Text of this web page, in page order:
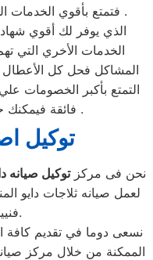
فتمتع بأقوي الخدمات الحصرية من خلال مركز صيانة دايو .
الذي يوفر لك أقوي
الخدمات الأخري التي
المشاكل فحل كل
التمتع بأكبر الخصومات
فائقة فيمكنك حل كل اعطال اجهزة دايو .
توكيل
نحن فى مركزتوكيل صيانه
لعمل صيانه ثلاجات دايو
فنيين ومهندسين.
نسعى دوما في تقديم كافة
الممكنة من خلال مركز